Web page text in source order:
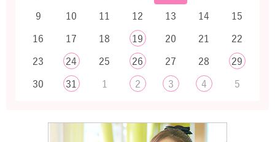
9
10 11 12 13 14
15
16
17 18 19 20 21
22
23
24 25 26 27 28
29
30
31 1 2 3 4 5